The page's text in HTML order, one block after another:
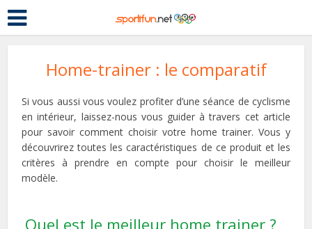
Home-trainer : le comparatif
Si vous aussi vous voulez profiter d’une séance de cyclisme
en intérieur, laissez-nous vous guider à travers cet article
pour savoir comment choisir votre home trainer. Vous y
découvrirez toutes les caractéristiques de ce produit et les
critères à prendre en compte pour choisir le meilleur
modèle.
Quel est le meilleur home trainer ?